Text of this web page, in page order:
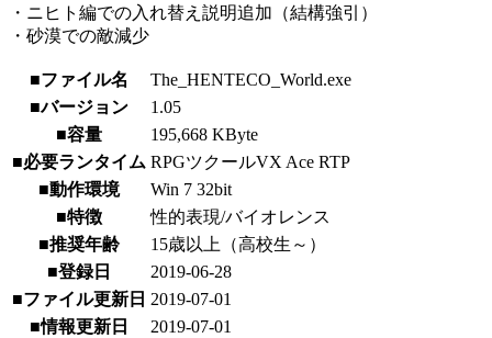
・ニヒト編での入れ替え説明追加（結構強引）
・砂漠での敵減少
■ファイル名
The_HENTECO_World.exe
■バージョン
1.05
■容量
195,668 KByte
■必要ランタイム RPGツクールVX Ace RTP
■動作環境
Win 7 32bit
■特徴
性的表現/バイオレンス
■推奨年齢
15歳以上（高校生～）
■登録日
2019-06-28
■ファイル更新日 2019-07-01
■情報更新日
2019-07-01